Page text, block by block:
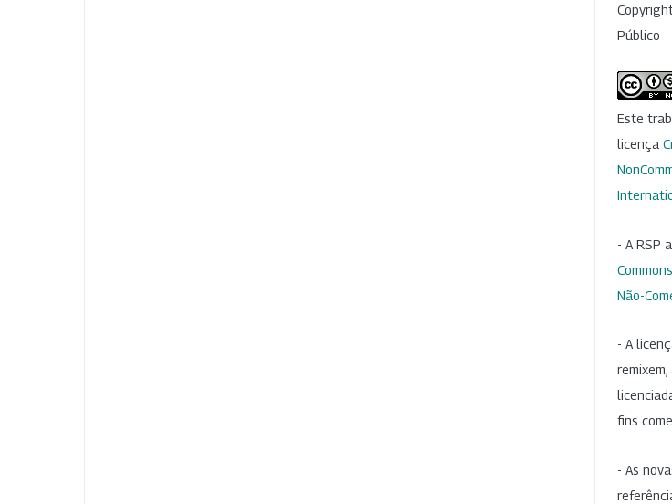
Público
Este
licença
- A RSP
Não-
- A
fins
- As